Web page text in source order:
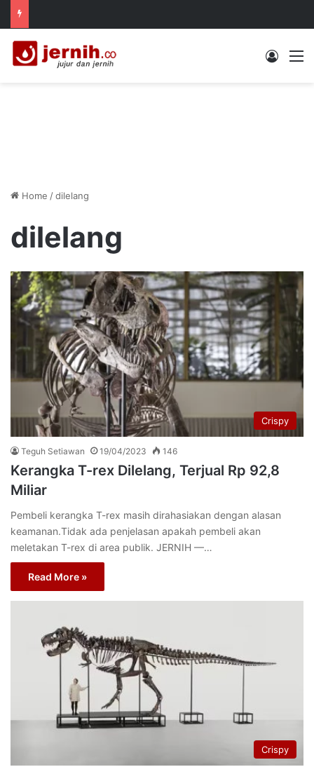
Log In
Home /dilelang
dilelang
Crispy
Teguh Setiawan 19/04/2023 146
Kerangka T-rex Dilelang, Terjual Rp 92,8
Miliar
Pembeli kerangka T-rex masih dirahasiakan dengan alasan
keamanan.Tidak ada penjelasan apakah pembeli akan
meletakan T-rex di area publik. JERNIH —…
Read More »
Crispy